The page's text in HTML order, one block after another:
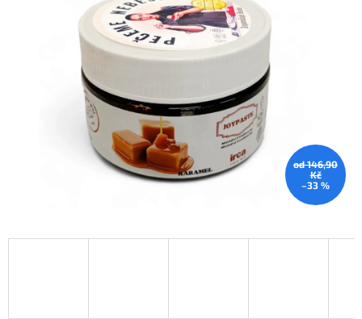
od 146,90
Kč
–33 %